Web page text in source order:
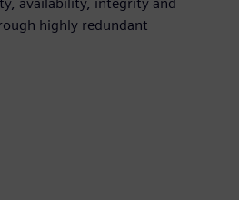
highly redundant